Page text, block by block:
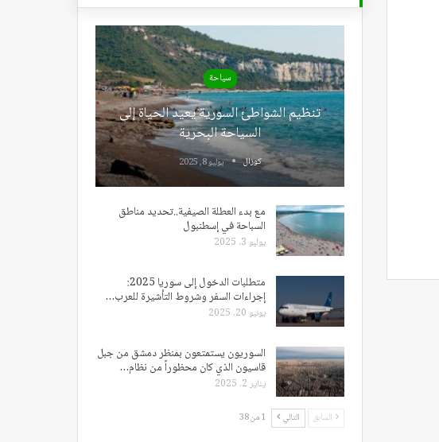
سياحة
تنظيم الشواطئ السورية يعيد الحياة إلى
السياحة البحرية
كوزال يوليو 8, 2025
مع بدء العطلة الصيفية..تحديد مناطق
السباحة في إسطنبول
يوليو 3, 2025
متطلبات الدخول إلى سوريا 2025:
إجراءات السفر وشروط التأشيرة للعرب…
يونيو 20, 2025
السوريون يستمتعون بمنظر دمشق من جبل
قاسيون الذي كان محظوراً من نظام…
يناير 2, 2025
السابق التالي 1 من 38